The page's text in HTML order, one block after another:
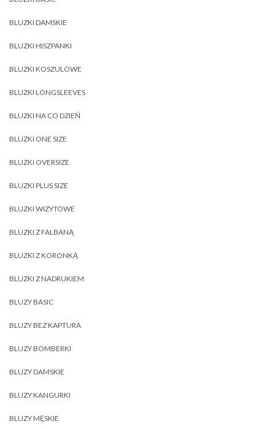
BLUZKI DAMSKIE
BLUZKI HISZPANKI
BLUZKI KOSZULOWE
BLUZKI LONGSLEEVES
BLUZKI NA CO DZIEŃ
BLUZKI ONE SIZE
BLUZKI OVERSIZE
BLUZKI PLUS SIZE
BLUZKI WIZYTOWE
BLUZKI Z FALBANĄ
BLUZKI Z KORONKĄ
BLUZKI Z NADRUKIEM
BLUZY BASIC
BLUZY BEZ KAPTURA
BLUZY BOMBERKI
BLUZY DAMSKIE
BLUZY KANGURKI
BLUZY MĘSKIE